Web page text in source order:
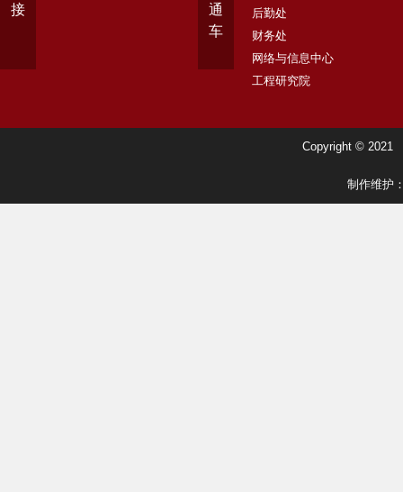
接
通
车
后勤处
财务处
网络与信息中心
工程研究院
Copyright © 2021
制作维护